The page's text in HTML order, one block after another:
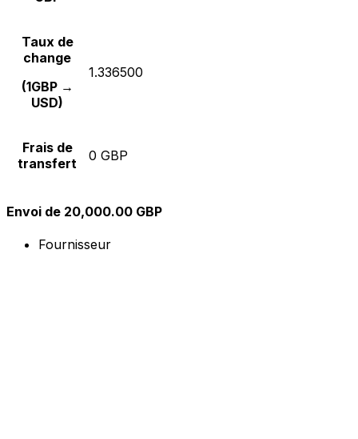
Taux de
change
(1GBP →
USD)
1.336500
Frais de
transfert
0 GBP
Envoi de 20,000.00 GBP
Fournisseur